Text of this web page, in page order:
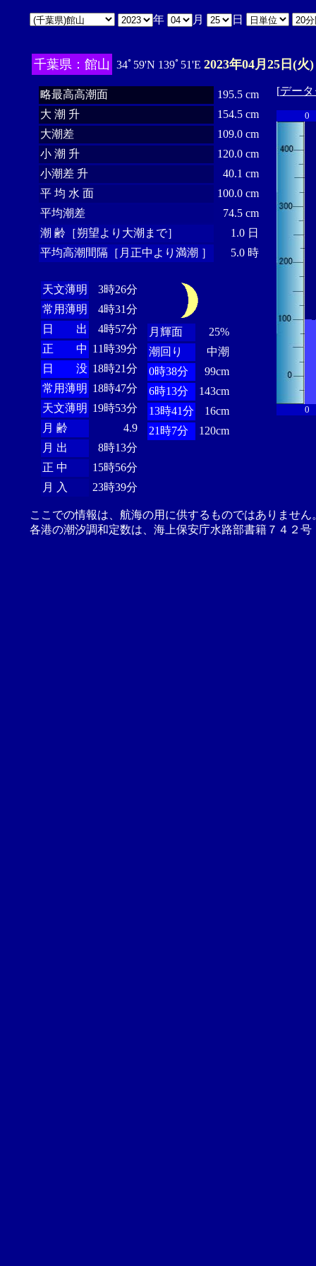
年 月 日
千葉県：館山 34ﾟ59'N 139ﾟ51'E 2023年04月25日(火)
略最高高潮面
195.5 cm
大 潮 升
154.5 cm
大潮差
109.0 cm
小 潮 升
120.0 cm
小潮差 升
40.1 cm
平 均 水 面
100.0 cm
平均潮差
74.5 cm
潮 齢［朔望より大潮まで］
1.0 日
平均高潮間隔［月正中より満潮 ］
5.0 時
天文薄明
3時26分
常用薄明
4時31分
日 出
4時57分
正 中 11時39分
日 没 18時21分
常用薄明 18時47分
天文薄明 19時53分
月 齢
4.9
月 出
8時13分
正 中
15時56分
月 入
23時39分
月輝面
25%
潮回り
中潮
0時38分
99cm
6時13分
143cm
13時41分
16cm
21時7分
120cm
[デー
0
0
ここでの情報は、航海の用に供するものではありませ
各港の潮汐調和定数は、海上保安庁水路部書籍７４２